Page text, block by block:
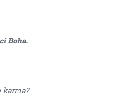
Boha.
karma?